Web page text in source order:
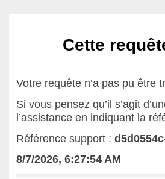
Cette
Votre requête n’a pas pu être
Si vous pensez qu’il s’agit
l’assistance en indiquant la
Référence support :
8/7/2026, 6:27:54 AM